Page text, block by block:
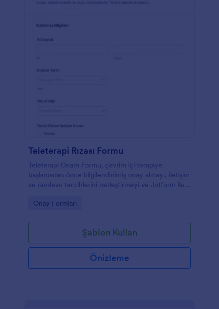
Teleterapi Rızası Formu
Teleterapi Onam Formu, çevrim içi terapiye
başlamadan önce bilgilendirilmiş onay almayı, iletişim
ve randevu tercihlerini netleştirmeyi ve Jotform ile
Go to Category:
Onay Formları
Şablon Kullan
Önizleme